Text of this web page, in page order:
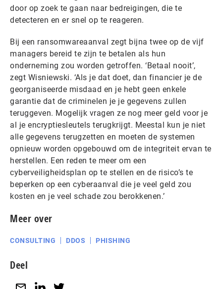
door op zoek te gaan naar bedreigingen, die te
detecteren en er snel op te reageren.
Bij een ransomwareaanval zegt bijna twee op de vijf
managers bereid te zijn te betalen als hun
onderneming zou worden getroffen. ‘Betaal nooit’,
zegt Wisniewski. ‘Als je dat doet, dan financier je de
georganiseerde misdaad en je hebt geen enkele
garantie dat de criminelen je je gegevens zullen
teruggeven. Mogelijk vragen ze nog meer geld voor je
al je encryptiesleutels terugkrijgt. Meestal kun je niet
alle gegevens terugzetten en moeten de systemen
opnieuw worden opgebouwd om de integriteit ervan te
herstellen. Een reden te meer om een
cyberveiligheidsplan op te stellen en de risico’s te
beperken op een cyberaanval die je veel geld zou
kosten en je veel schade zou berokkenen.’
Meer over
CONSULTING DDOS PHISHING
Deel